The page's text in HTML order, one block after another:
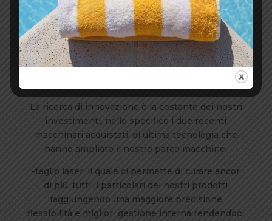
sicurezza di ogni articolo e di essere in grado
rilasciare relativi atti di certificazione.
Grazie alla continua ricerca di macchinari
all’avanguardia e di un grande magazzino ben
fornito, ci sentiamo ben attrezzati ,strutturati e
La ricerca di innovazione è la costante dei nostri
investimenti, nello specifico i due recenti
macchinari acquistati, di ultima tecnologia che
hanno ampliato il nostro parco macchine;
-taglio laser: il quale ci permette di curare ancor
di più, tutti
i particolari dei nostri prodotti
,raggiungendo una maggiore precisione,
flessibilità e miglior gestione interna rendendoci